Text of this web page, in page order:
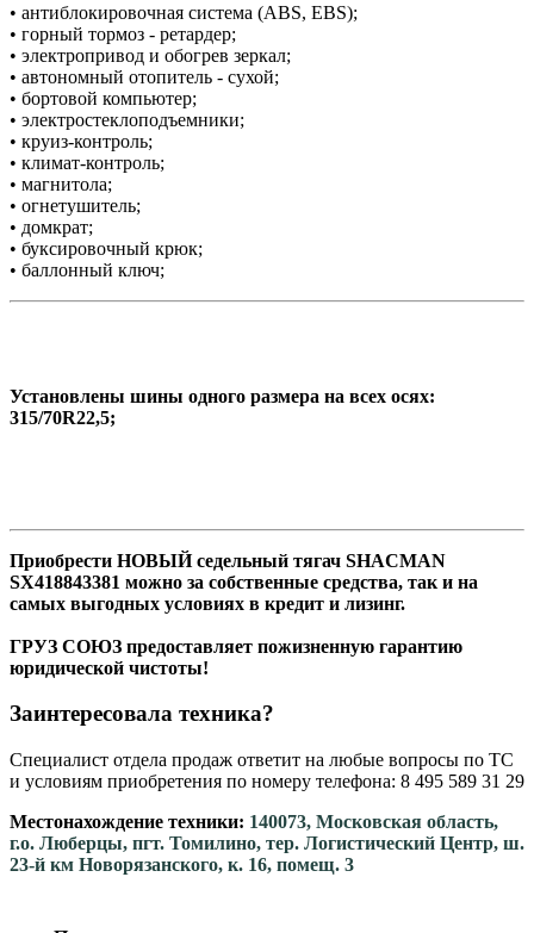
• антиблокировочная система (ABS, EBS);
• горный тормоз - ретардер;
• электропривод и обогрев зеркал;
• автономный отопитель - сухой;
• бортовой компьютер;
• электростеклоподъемники;
• круиз-контроль;
• климат-контроль;
• магнитола;
• огнетушитель;
• домкрат;
• буксировочный крюк;
• баллонный ключ;
Установлены шины одного размера на всех осях:
315/70R22,5;
Приобрести НОВЫЙ седельный тягач SHACMAN
SX418843381 можно за собственные средства, так и на
самых выгодных условиях в кредит и лизинг.
ГРУЗ СОЮЗ предоставляет пожизненную гарантию
юридической чистоты!
Заинтересовала техника?
Специалист отдела продаж ответит на любые вопросы по ТС
и условиям приобретения по номеру телефона: 8 495 589 31 29
Местонахождение техники: 140073, Московская область,
г.о. Люберцы, пгт. Томилино, тер. Логистический Центр, ш.
23-й км Новорязанского, к. 16, помещ. 3